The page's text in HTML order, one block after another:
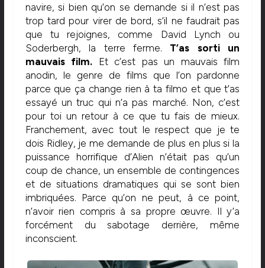
navire, si bien qu’on se demande si il n’est pas
trop tard pour virer de bord, s’il ne faudrait pas
que tu rejoignes, comme David Lynch ou
Soderbergh, la terre ferme. T’as sorti un
mauvais film. Et c’est pas un mauvais film
anodin, le genre de films que l’on pardonne
parce que ça change rien à ta filmo et que t’as
essayé un truc qui n’a pas marché. Non, c’est
pour toi un retour à ce que tu fais de mieux.
Franchement, avec tout le respect que je te
dois Ridley, je me demande de plus en plus si la
puissance horrifique d’Alien n’était pas qu’un
coup de chance, un ensemble de contingences
et de situations dramatiques qui se sont bien
imbriquées. Parce qu’on ne peut, à ce point,
n’avoir rien compris à sa propre œuvre. Il y’a
forcément du sabotage derrière, même
inconscient.